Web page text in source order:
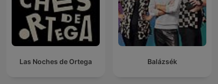
Balázsék
Las Noches de Ortega